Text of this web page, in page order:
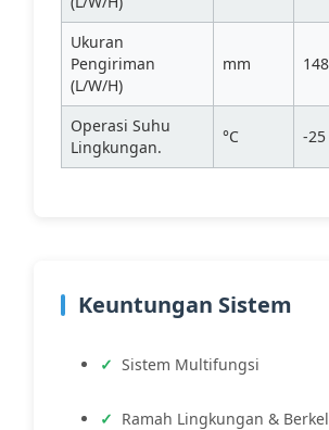
Ukuran
Pengiriman
(L/W/H)
mm
Operasi Suhu
Lingkungan.
°C -25
Keuntungan Sistem
Sistem Multifungsi
Ramah Lingkungan &